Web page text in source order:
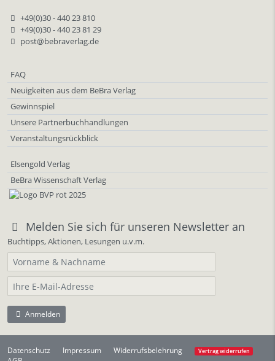
+49(0)30 - 440 23 810
+49(0)30 - 440 23 81 29
post@bebraverlag.de
FAQ
Neuigkeiten aus dem BeBra Verlag
Gewinnspiel
Unsere Partnerbuchhandlungen
Veranstaltungsrückblick
Elsengold Verlag
BeBra Wissenschaft Verlag
Melden Sie sich für unseren Newsletter an
Buchtipps, Aktionen, Lesungen u.v.m.
Anmelden
Datenschutz Impressum Widerrufsbelehrung Vertrag widerrufen